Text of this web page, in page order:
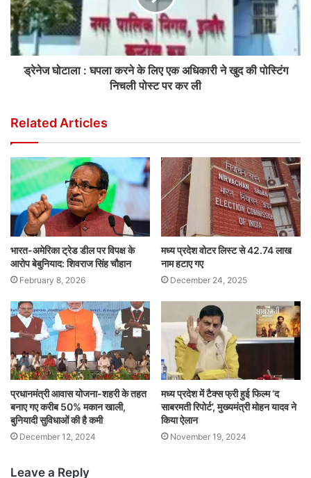
ड्रेनेज घोटाला : घपला करने के लिए एक अधिकारी ने खुद की पोस्टिंग
निचली पोस्ट पर कर ली
Related Articles
भारत-अमेरिका ट्रेड डील पर विपक्ष के
आरोप बेबुनियाद: शिवराज सिंह चौहान
February 8, 2026
मध्य प्रदेश वोटर लिस्ट से 42.74 लाख
नाम हटाए गए
December 24, 2025
प्रधानमंत्री आवास योजना-शहरी के तहत
बनाए गए करीब 50% मकान खाली,
बुनियादी सुविधाओं की है कमी
December 12, 2024
मध्य प्रदेश में टैक्स फ्री हुई फिल्म ‘द
साबरमती रिपोर्ट’, मुख्यमंत्री मोहन यादव ने
किया ऐलान
November 19, 2024
Leave a Reply